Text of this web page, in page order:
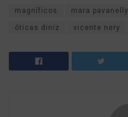
magníficos mara pavanelly
óticas diniz vicente nery